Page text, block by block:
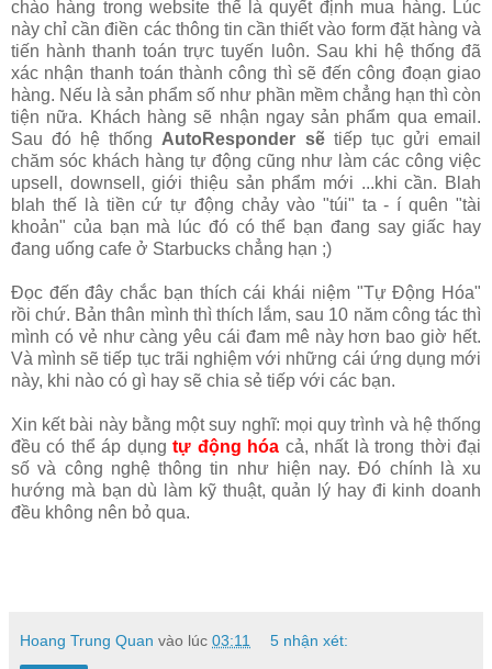
chào hàng trong website thế là quyết định mua hàng. Lúc
này chỉ cần điền các thông tin cần thiết vào form đặt hàng và
tiến hành thanh toán trực tuyến luôn. Sau khi hệ thống đã
xác nhận thanh toán thành công thì sẽ đến công đoạn giao
hàng. Nếu là sản phẩm số như phần mềm chẳng hạn thì còn
tiện nữa. Khách hàng sẽ nhận ngay sản phẩm qua email.
Sau đó hệ thống AutoResponder sẽ tiếp tục gửi email
chăm sóc khách hàng tự động cũng như làm các công việc
upsell, downsell, giới thiệu sản phẩm mới ...khi cần. Blah
blah thế là tiền cứ tự động chảy vào "túi" ta - í quên "tài
khoản" của bạn mà lúc đó có thể bạn đang say giấc hay
đang uống cafe ở Starbucks chẳng hạn ;)
Đọc đến đây chắc bạn thích cái khái niệm "Tự Động Hóa"
rồi chứ. Bản thân mình thì thích lắm, sau 10 năm công tác thì
mình có vẻ như càng yêu cái đam mê này hơn bao giờ hết.
Và mình sẽ tiếp tục trãi nghiệm với những cái ứng dụng mới
này, khi nào có gì hay sẽ chia sẻ tiếp với các bạn.
Xin kết bài này bằng một suy nghĩ: mọi quy trình và hệ thống
đều có thể áp dụngtự động hóa cả, nhất là trong thời đại
số và công nghệ thông tin như hiện nay. Đó chính là xu
hướng mà bạn dù làm kỹ thuật, quản lý hay đi kinh doanh
đều không nên bỏ qua.
Hoang Trung Quan vào lúc 03:11 5 nhận xét: